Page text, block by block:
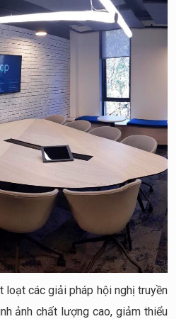
loạt các giải pháp hội nghị truyền
ảnh chất lượng cao, giảm thiểu